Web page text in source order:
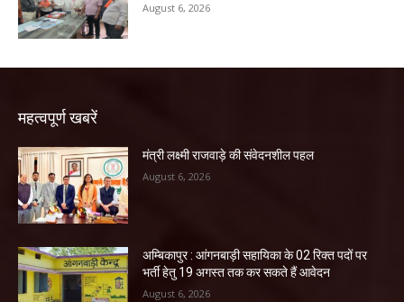
August 6, 2026
महत्वपूर्ण खबरें
मंत्री लक्ष्मी राजवाड़े की संवेदनशील पहल
August 6, 2026
अम्बिकापुर : आंगनबाड़ी सहायिका के 02 रिक्त पदों पर
भर्ती हेतु 19 अगस्त तक कर सकते हैं आवेदन
August 6, 2026